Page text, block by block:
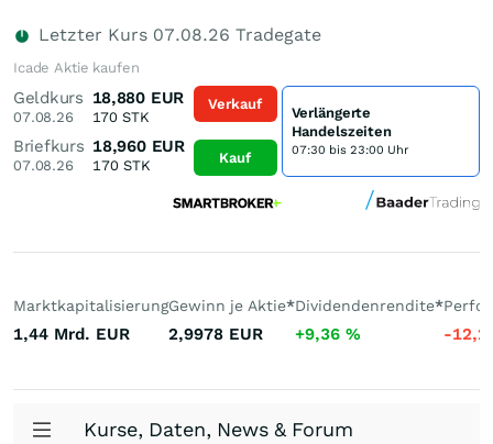
Letzter Kurs 07.08.26 Tradegate
Icade Aktie kaufen
Geldkurs
07.08.26
18,880 EUR
170 STK
Briefkurs
07.08.26
18,960 EUR
170STK
Verkauf
Kauf
Verlängerte
Handelszeiten
07:30 bis 23:00 Uhr
Marktkapitalisierung
1,44 Mrd. EUR
Gewinn je Aktie*
2,9978 EUR
Dividendenrendite*
+9,36 % -
Kurse, Daten, News & Forum